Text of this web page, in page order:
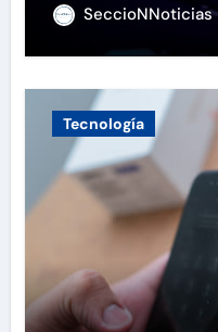
SeccioNNoticias
Tecnología